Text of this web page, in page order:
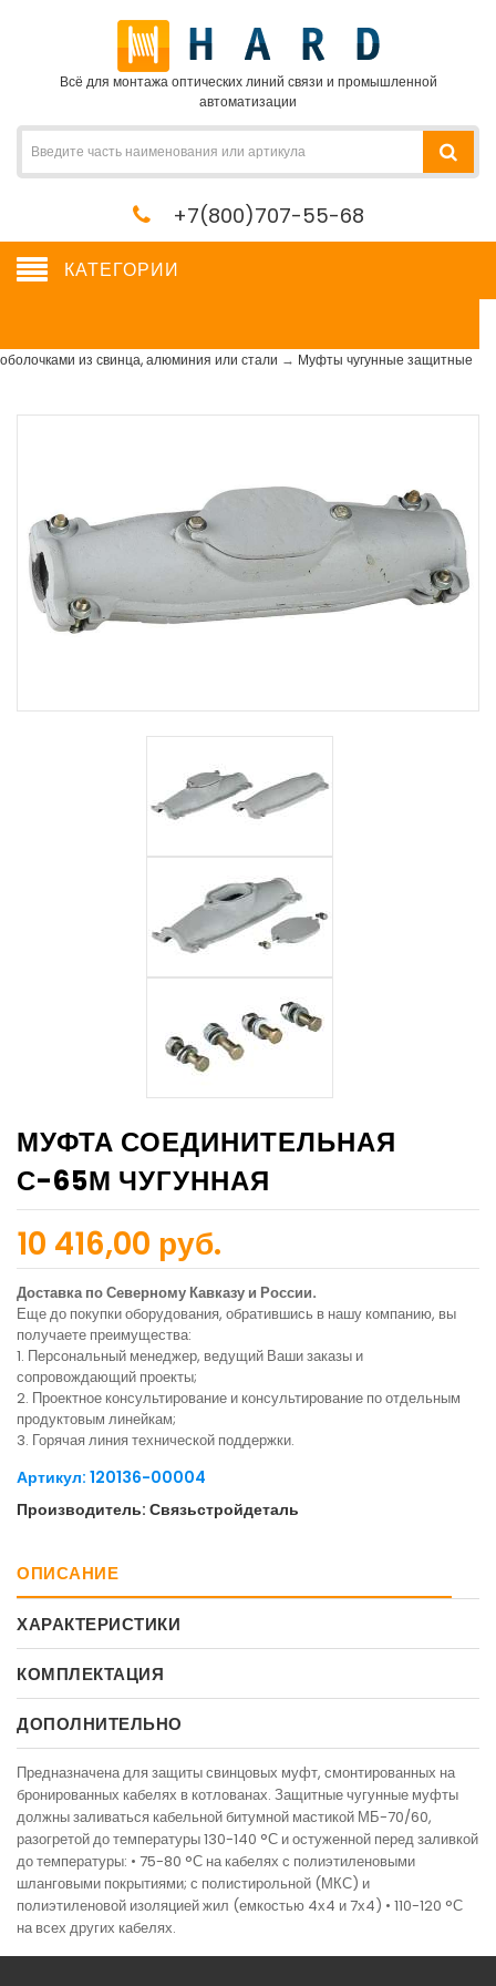
Всё для монтажа оптических линий связи и промышленной
автоматизации
+7(800)707-55-68
КАТЕГОРИИ
оболочками из свинца, алюминия или стали → Муфты чугунные защитные
МУФТА СОЕДИНИТЕЛЬНАЯ
С-65М ЧУГУННАЯ
10 416,00 руб.
Доставка по Северному Кавказу и России.
Еще до покупки оборудования, обратившись в нашу компанию, вы
получаете преимущества:
1. Персональный менеджер, ведущий Ваши заказы и
сопровождающий проекты;
2. Проектное консультирование и консультирование по отдельным
продуктовым линейкам;
3. Горячая линия технической поддержки.
Артикул: 120136-00004
Производитель: Связьстройдеталь
ОПИСАНИЕ
ХАРАКТЕРИСТИКИ
КОМПЛЕКТАЦИЯ
ДОПОЛНИТЕЛЬНО
Предназначена для защиты свинцовых муфт, смонтированных на
бронированных кабелях в котлованах. Защитные чугунные муфты
должны заливаться кабельной битумной мастикой МБ-70/60,
разогретой до температуры 130-140 °С и остуженной перед заливкой
до температуры: • 75-80 °С на кабелях с полиэтиленовыми
шланговыми покрытиями; с полистирольной (МКС) и
полиэтиленовой изоляцией жил (емкостью 4х4 и 7х4) • 110-120 °С
на всех других кабелях.